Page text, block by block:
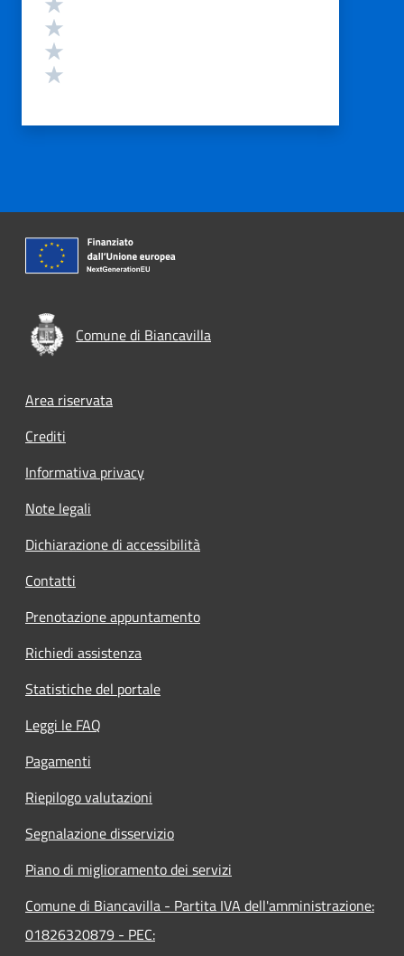
Comune di Biancavilla
Footer menu
Area riservata
Crediti
Informativa privacy
Note legali
Dichiarazione di accessibilità
Contatti
Prenotazione appuntamento
Richiedi assistenza
Statistiche del portale
Leggi le FAQ
Pagamenti
Riepilogo valutazioni
Segnalazione disservizio
Piano di miglioramento dei servizi
Comune di Biancavilla - Partita IVA dell'amministrazione:
01826320879 - PEC: